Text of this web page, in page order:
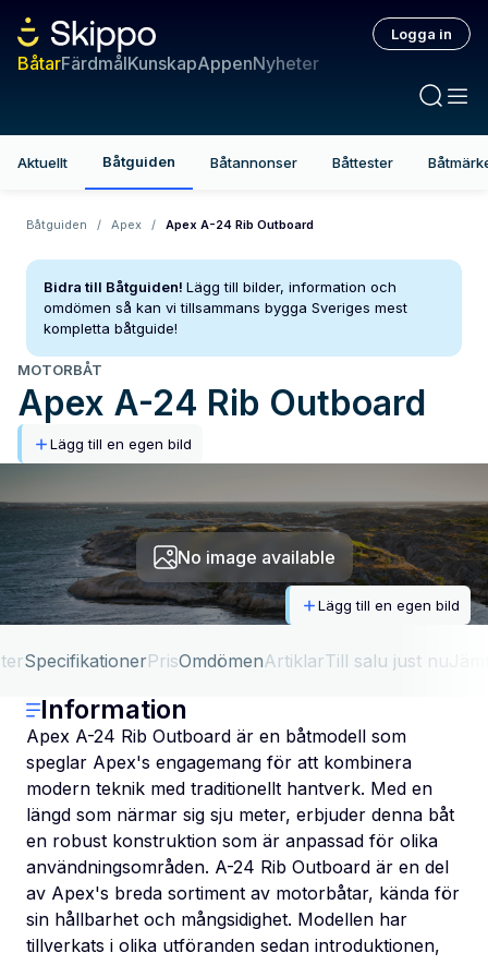
BåtarFärdmålKunskapAppenNyheter
Logga in
Aktuellt Båtguiden Båtannonser Båttester
Båtguiden / Apex / Apex A-24 Rib Outboard
Bidra till Båtguiden! Lägg till bilder, information och
omdömen så kan vi tillsammans bygga Sveriges mest
kompletta båtguide!
MOTORBÅT
Apex A-24 Rib Outboard
Lägg till en egen bild
No image available
Lägg till en egen bild
SpecifikationerPrisOmdömenArtiklarTill salu just nu
Information
Apex A-24 Rib Outboard är en båtmodell som
speglar Apex's engagemang för att kombinera
modern teknik med traditionellt hantverk. Med en
längd som närmar sig sju meter, erbjuder denna båt
en robust konstruktion som är anpassad för olika
användningsområden. A-24 Rib Outboard är en del
av Apex's breda sortiment av motorbåtar, kända för
sin hållbarhet och mångsidighet. Modellen har
tillverkats i olika utföranden sedan introduktionen,